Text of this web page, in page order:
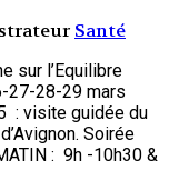
Santé
sur l’Equilibre
27-28-29 mars
: visite guidée du
Soirée
: 9h -10h30 &